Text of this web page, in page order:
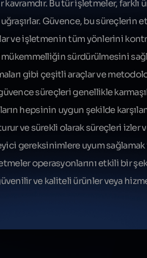
Bu tür işletmeler,
Güvence, bu süreçlerin
ve işletmenin tüm yönlerini
mükemmelliğin sürdürülmesini
gibi çeşitli araçlar ve
süreçleri genellikle
hepsinin uygun şekilde
ve sürekli olarak süreçleri izler
gereksinimlere uyum
operasyonlarını etkili bir
ve kaliteli ürünler veya